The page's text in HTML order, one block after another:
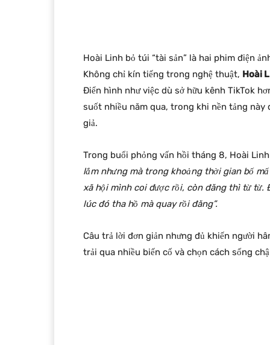
Hoài Linh bỏ túi “tài sản” là hai phim điện
Không chỉ kín tiếng trong nghệ thuật, Hoài
Điển hình như việc dù sở hữu kênh TikTok
suốt nhiều năm qua, trong khi nền tảng này
giả.
Trong buổi phỏng vấn hồi tháng 8, Hoài
lắm nhưng mà trong khoảng thời gian bố
xã hội mình coi được rồi, còn đăng thì từ từ.
lúc đó tha hồ mà quay rồi đăng”.
Câu trả lời đơn giản nhưng đủ khiến người
trải qua nhiều biến cố và chọn cách sống